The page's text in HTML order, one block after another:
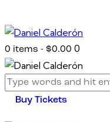
0 items - $0.00 0
Buy Tickets